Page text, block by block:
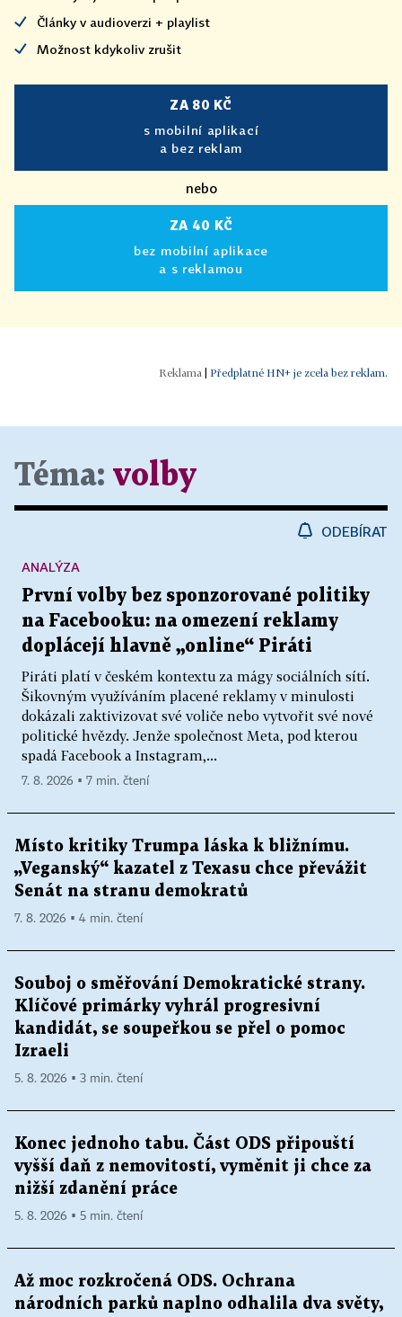
Články v audioverzi + playlist
Možnost kdykoliv zrušit
ZA 80 KČ
s mobilní aplikací
a bez reklam
nebo
ZA 40 KČ
bez mobilní aplikace
a s reklamou
| Předplatné HN+ je zcela bez reklam.
Téma: volby
ODEBÍRAT
První volby bez sponzorované politiky
na Facebooku: na omezení reklamy
doplácejí hlavně „online“ Piráti
Piráti platí v českém kontextu za mágy sociálních sítí.
Šikovným využíváním placené reklamy v minulosti
dokázali zaktivizovat své voliče nebo vytvořit své nové
politické hvězdy. Jenže společnost Meta, pod kterou
spadá Facebook a Instagram,...
ANALÝZA
7. 8. 2026 ▪ 7 min. čtení
Místo kritiky Trumpa láska k bližnímu.
„Veganský“ kazatel z Texasu chce převážit
Senát na stranu demokratů
7. 8. 2026 ▪ 4 min. čtení
Souboj o směřování Demokratické strany.
Klíčové primárky vyhrál progresivní
kandidát, se soupeřkou se přel o pomoc
Izraeli
5. 8. 2026 ▪ 3 min. čtení
Konec jednoho tabu. Část ODS připouští
vyšší daň z nemovitostí, vyměnit ji chce za
nižší zdanění práce
5. 8. 2026 ▪ 5 min. čtení
Až moc rozkročená ODS. Ochrana
národních parků naplno odhalila dva světy,